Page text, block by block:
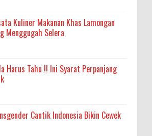
Kuliner Makanan Khas Lamongan
Menggugah Selera
Harus Tahu !! Ini Syarat Perpanjang
Cantik Indonesia Bikin Cewek